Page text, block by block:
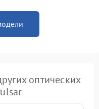
оптических